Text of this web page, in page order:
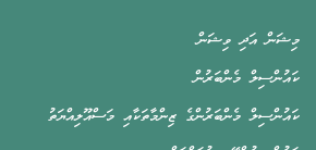
މިޝަން އަދި ވިޝަން
ކައުންސިލް މެންބަރުން
ކައުންސިލް މެންބަރުންގެ ޒިންމާތަކާއި މަސްއޫލިއްޔަތު